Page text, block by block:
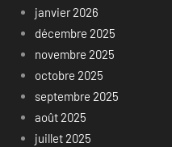
janvier 2026
décembre 2025
novembre 2025
octobre 2025
septembre 2025
août 2025
juillet 2025